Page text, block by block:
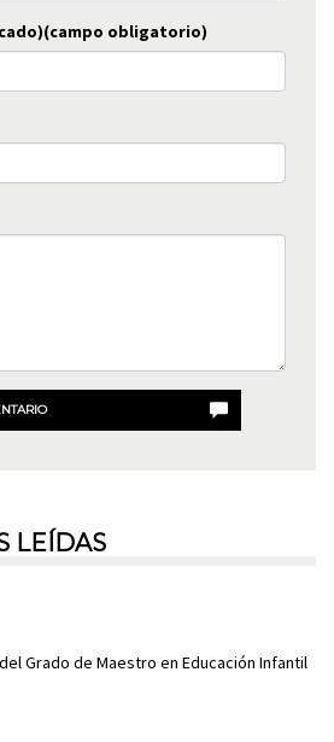
obligatorio)
LEÍDAS
Grado de Maestro en Educación Infantil